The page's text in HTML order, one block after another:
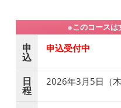
※このコースは
申
込
申込受付中
日
程
2026年3月5日（木